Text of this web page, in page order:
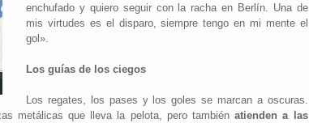
enchufado y quiero seguir con la racha en Berlín. Una de
mis virtudes es el disparo, siempre tengo en mi mente el
gol».
Los guías de los ciegos
Los regates, los pases y los goles se marcan a oscuras.
metálicas que lleva la pelota, pero tambiénatienden a las